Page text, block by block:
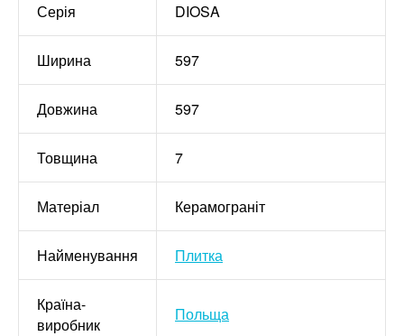
Серія DIOSA
Ширина 597
Довжина 597
Товщина 7
Матеріал Керамограніт
Найменування Плитка
Країна-
виробник
Польща